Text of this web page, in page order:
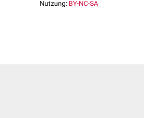
Nutzung: BY-NC-SA